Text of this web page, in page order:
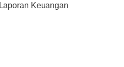
Laporan Keuangan